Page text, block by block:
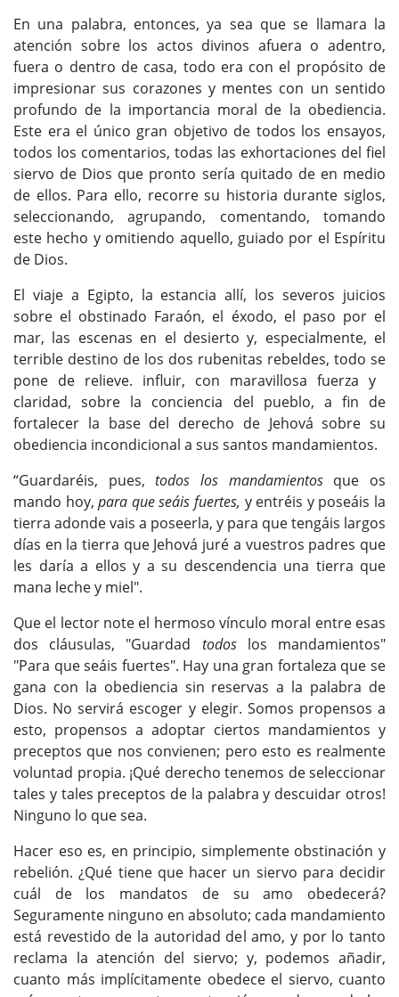
En una palabra, entonces, ya sea que se llamara la
atención sobre los actos divinos afuera o adentro,
fuera o dentro de casa, todo era con el propósito de
impresionar sus corazones y mentes con un sentido
profundo de la importancia moral de la obediencia.
Este era el único gran objetivo de todos los ensayos,
todos los comentarios, todas las exhortaciones del fiel
siervo de Dios que pronto sería quitado de en medio
de ellos. Para ello, recorre su historia durante siglos,
seleccionando, agrupando, comentando, tomando
este hecho y omitiendo aquello, guiado por el Espíritu
de Dios.
El viaje a Egipto, la estancia allí, los severos juicios
sobre el obstinado Faraón, el éxodo, el paso por el
mar, las escenas en el desierto y, especialmente, el
terrible destino de los dos rubenitas rebeldes, todo se
pone de relieve. influir, con maravillosa fuerza y ​​
claridad, sobre la conciencia del pueblo, a fin de
fortalecer la base del derecho de Jehová sobre su
obediencia incondicional a sus santos mandamientos.
“Guardaréis, pues,todos los mandamientosque os
mando hoy,para que seáis fuertes, y entréis y poseáis la
tierra adonde vais a poseerla, y para que tengáis largos
días en la tierra que Jehová juré a vuestros padres que
les daría a ellos y a su descendencia una tierra que
mana leche y miel".
Que el lector note el hermoso vínculo moral entre esas
dos cláusulas, "Guardad todoslos mandamientos"
"Para que seáis fuertes". Hay una gran fortaleza que se
gana con la obediencia sin reservas a la palabra de
Dios. No servirá escoger y elegir. Somos propensos a
esto, propensos a adoptar ciertos mandamientos y
preceptos que nos convienen; pero esto es realmente
voluntad propia. ¡Qué derecho tenemos de seleccionar
tales y tales preceptos de la palabra y descuidar otros!
Ninguno lo que sea.
Hacer eso es, en principio, simplemente obstinación y
rebelión. ¿Qué tiene que hacer un siervo para decidir
cuál de los mandatos de su amo obedecerá?
Seguramente ninguno en absoluto; cada mandamiento
está revestido de la autoridad del amo, y por lo tanto
reclama la atención del siervo; y, podemos añadir,
cuanto más implícitamente obedece el siervo, cuanto